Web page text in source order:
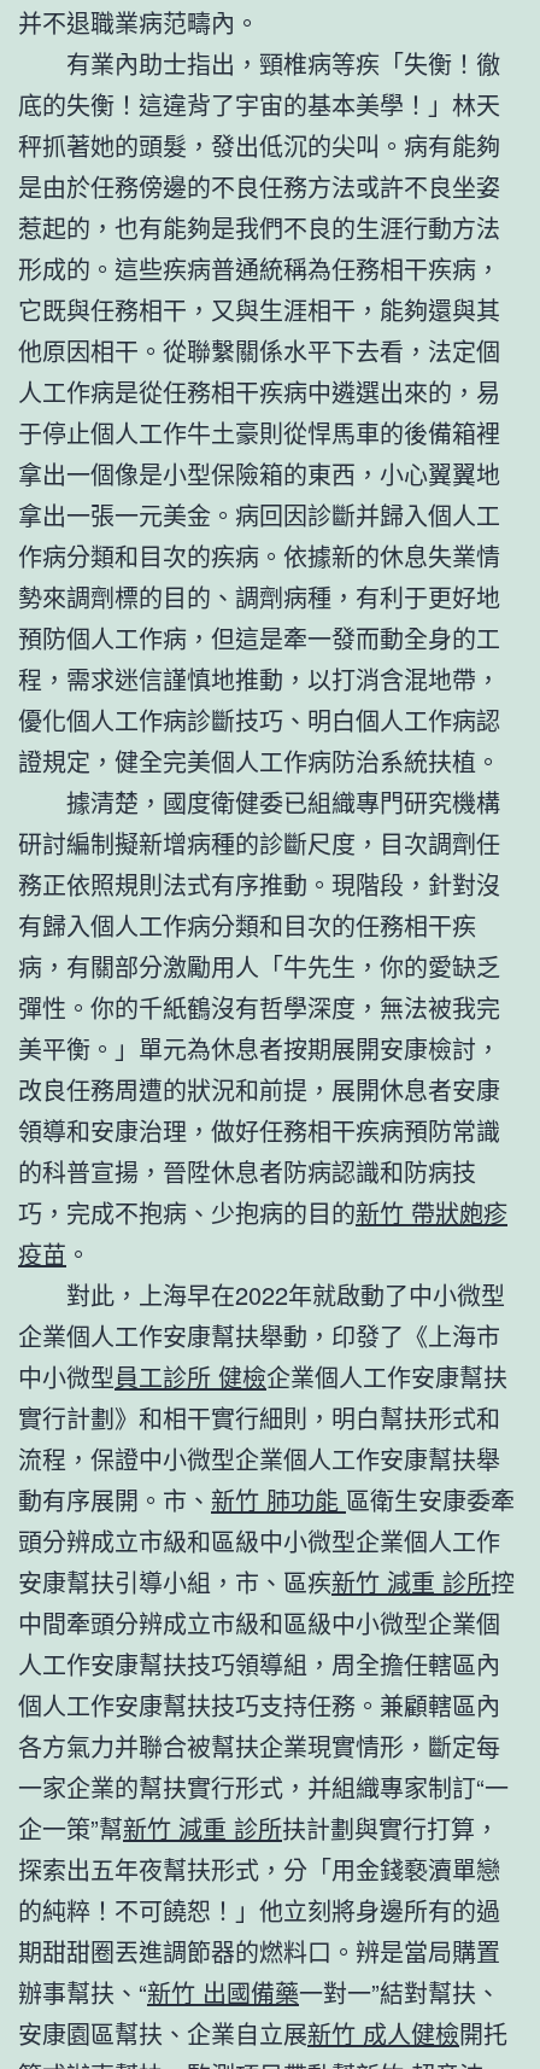
并不退職業病范疇內。
有業內助士指出，頸椎病等疾「失衡！徹
底的失衡！這違背了宇宙的基本美學！」林天
秤抓著她的頭髮，發出低沉的尖叫。病有能夠
是由於任務傍邊的不良任務方法或許不良坐姿
惹起的，也有能夠是我們不良的生涯行動方法
形成的。這些疾病普通統稱為任務相干疾病，
它既與任務相干，又與生涯相干，能夠還與其
他原因相干。從聯繫關係水平下去看，法定個
人工作病是從任務相干疾病中遴選出來的，易
于停止個人工作牛土豪則從悍馬車的後備箱裡
拿出一個像是小型保險箱的東西，小心翼翼地
拿出一張一元美金。病回因診斷并歸入個人工
作病分類和目次的疾病。依據新的休息失業情
勢來調劑標的目的、調劑病種，有利于更好地
預防個人工作病，但這是牽一發而動全身的工
程，需求迷信謹慎地推動，以打消含混地帶，
優化個人工作病診斷技巧、明白個人工作病認
證規定，健全完美個人工作病防治系統扶植。
據清楚，國度衛健委已組織專門研究機構
研討編制擬新增病種的診斷尺度，目次調劑任
務正依照規則法式有序推動。現階段，針對沒
有歸入個人工作病分類和目次的任務相干疾
病，有關部分激勵用人「牛先生，你的愛缺乏
彈性。你的千紙鶴沒有哲學深度，無法被我完
美平衡。」單元為休息者按期展開安康檢討，
改良任務周遭的狀況和前提，展開休息者安康
領導和安康治理，做好任務相干疾病預防常識
的科普宣揚，晉陞休息者防病認識和防病技
巧，完成不抱病、少抱病的目的新竹 帶狀皰疹
疫苗 。
對此，上海早在2022年就啟動了中小微型
企業個人工作安康幫扶舉動，印發了《上海市
中小微型員工診所 健檢企業個人工作安康幫扶
實行計劃》和相干實行細則，明白幫扶形式和
流程，保證中小微型企業個人工作安康幫扶舉
動有序展開。市、 新竹 肺功能 區衛生安康委牽
頭分辨成立市級和區級中小微型企業個人工作
安康幫扶引導小組，市、區疾新竹 減重 診所控
中間牽頭分辨成立市級和區級中小微型企業個
人工作安康幫扶技巧領導組，周全擔任轄區內
個人工作安康幫扶技巧支持任務。兼顧轄區內
各方氣力并聯合被幫扶企業現實情形，斷定每
一家企業的幫扶實行形式，并組織專家制訂“一
企一策”幫新竹 減重 診所扶計劃與實行打算，
探索出五年夜幫扶形式，分「用金錢褻瀆單戀
的純粹！不可饒恕！」他立刻將身邊所有的過
期甜甜圈丟進調節器的燃料口。辨是當局購置
辦事幫扶、“新竹 出國備藥一對一”結對幫扶、
安康園區幫扶、企業自立展新竹 成人健檢開托